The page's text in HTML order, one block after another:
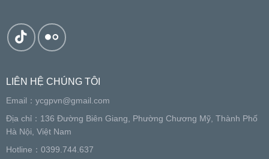
LIÊN HỆ CHÚNG TÔI
Email： ycgpvn@gmail.com
Địa chỉ：136 Đường Biên Giang, Phường Chương Mỹ, Thành Phố
Hà Nội, Việt Nam
Hotline：0399.744.637